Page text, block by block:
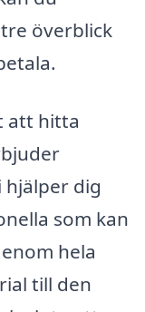
överblick
att hitta
hjälper dig
som kan
hela
till den